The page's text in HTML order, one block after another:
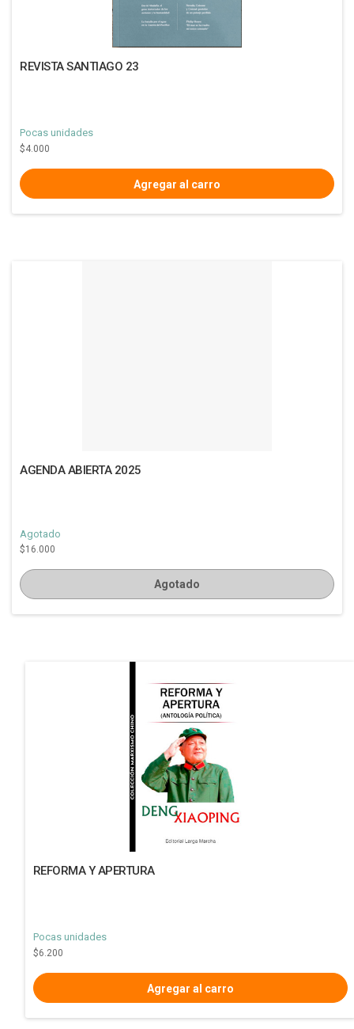
REVISTA SANTIAGO 23
Pocas unidades
$4.000
AGENDA ABIERTA 2025
Agotado
$16.000
Agotado
REFORMA Y APERTURA
Pocas unidades
$6.200